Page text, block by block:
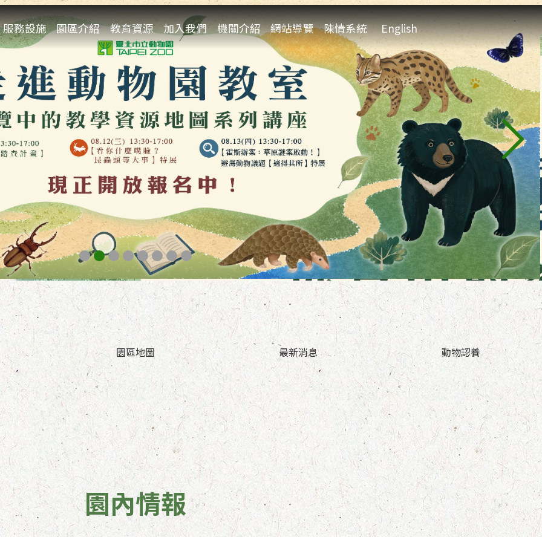
:::
服務設施 園區介紹 教育資源 加入我們 機關介紹 網站導覽 陳情系統 English
園區地圖 最新消息 動物認養
園內情報